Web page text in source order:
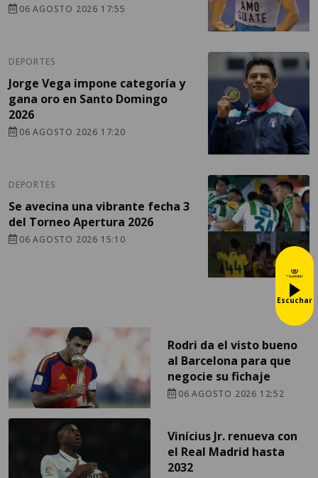
06 AGOSTO 2026 17:55
DEPORTES
Jorge Vega impone categoría y
gana oro en Santo Domingo
2026
06 AGOSTO 2026 17:20
DEPORTES
Se avecina una vibrante fecha 3
del Torneo Apertura 2026
06 AGOSTO 2026 15:10
Rodri da el visto bueno
al Barcelona para que
negocie su fichaje
06 AGOSTO 2026 12:52
Vinícius Jr. renueva con
el Real Madrid hasta
2032
Escuchar